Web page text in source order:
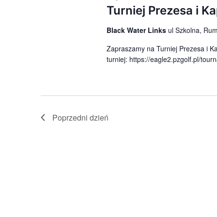
Turniej Prezesa i
Black Water Links ul Szkolna,
Zapraszamy na Turniej Prezesa i
turniej: https://eagle2.pzgolf.pl/
Poprzedni dzień